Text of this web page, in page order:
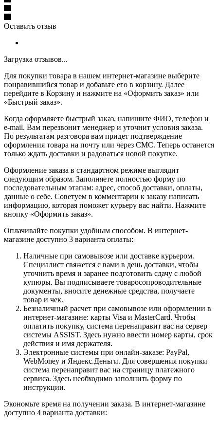
Оставить отзыв
Загрузка отзывов...
Для покупки товара в нашем интернет-магазине выберите
понравившийся товар и добавьте его в корзину. Далее
перейдите в Корзину и нажмите на «Оформить заказ» или
«Быстрый заказ».
Когда оформляете быстрый заказ, напишите ФИО, телефон и
e-mail. Вам перезвонит менеджер и уточнит условия заказа.
По результатам разговора вам придет подтверждение
оформления товара на почту или через СМС. Теперь останется
только ждать доставки и радоваться новой покупке.
Оформление заказа в стандартном режиме выглядит
следующим образом. Заполняете полностью форму по
последовательным этапам: адрес, способ доставки, оплаты,
данные о себе. Советуем в комментарии к заказу написать
информацию, которая поможет курьеру вас найти. Нажмите
кнопку «Оформить заказ».
Оплачивайте покупки удобным способом. В интернет-
магазине доступно 3 варианта оплаты:
Наличные при самовывозе или доставке курьером.
Специалист свяжется с вами в день доставки, чтобы
уточнить время и заранее подготовить сдачу с любой
купюры. Вы подписываете товаросопроводительные
документы, вносите денежные средства, получаете
товар и чек.
Безналичный расчет при самовывозе или оформлении в
интернет-магазине: карты Visa и MasterCard. Чтобы
оплатить покупку, система перенаправит вас на сервер
системы ASSIST. Здесь нужно ввести номер карты, срок
действия и имя держателя.
Электронные системы при онлайн-заказе: PayPal,
WebMoney и Яндекс.Деньги. Для совершения покупки
система перенаправит вас на страницу платежного
сервиса. Здесь необходимо заполнить форму по
инструкции.
Экономьте время на получении заказа. В интернет-магазине
доступно 4 варианта доставки: